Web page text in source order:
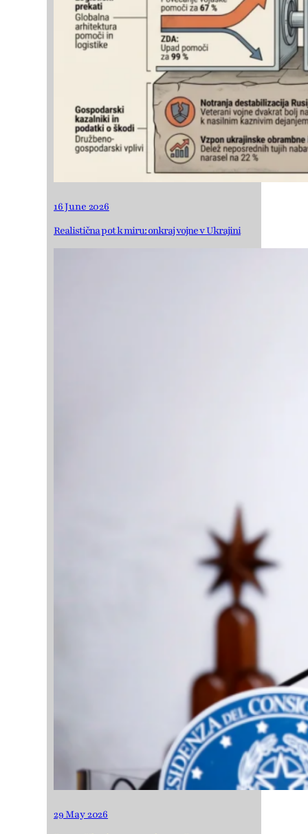
16 June 2026
Realistična pot k miru: onkraj vojne v Ukrajini
29 May 2026